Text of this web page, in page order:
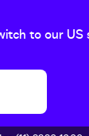
to our US